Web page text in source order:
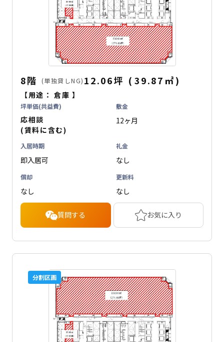
8階 (単独貸しNG) 12.06坪 ( 39.87 ㎡)
【用途：倉庫 】
坪単価(共益費)
応相談
(賃料に含む)
敷金
12ヶ月
入居時期
即入居可
礼金
なし
償却
なし
更新料
なし
質問する お気に入り
分割区画